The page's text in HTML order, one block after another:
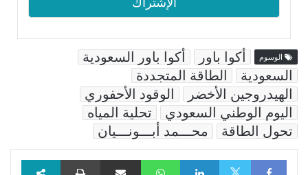
الوسوم أكوا باور
أكوا باور السعودية
السعودية
الطاقة المتجددة
الهيدروجين الأخضر
الوقود الأحفوري
اليوم الوطني السعودي
تحلية المياه
تحول الطاقة
محـــمد أبـــونـــيان
Facebook
LinkedIn
WhatsAppمشاركة عبر البريد طباعة